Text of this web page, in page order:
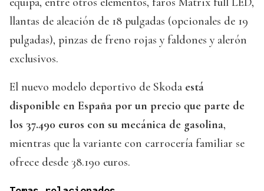
llantas de aleación de 18 pulgadas (opcionales de 19
pulgadas), pinzas de freno rojas y faldones y alerón
exclusivos.
El nuevo modelo deportivo de Skoda está
disponible en España por un precio que parte de
los 37.490 euros con su mecánica de gasolina,
mientras que la variante con carrocería familiar se
ofrece desde 38.190 euros.